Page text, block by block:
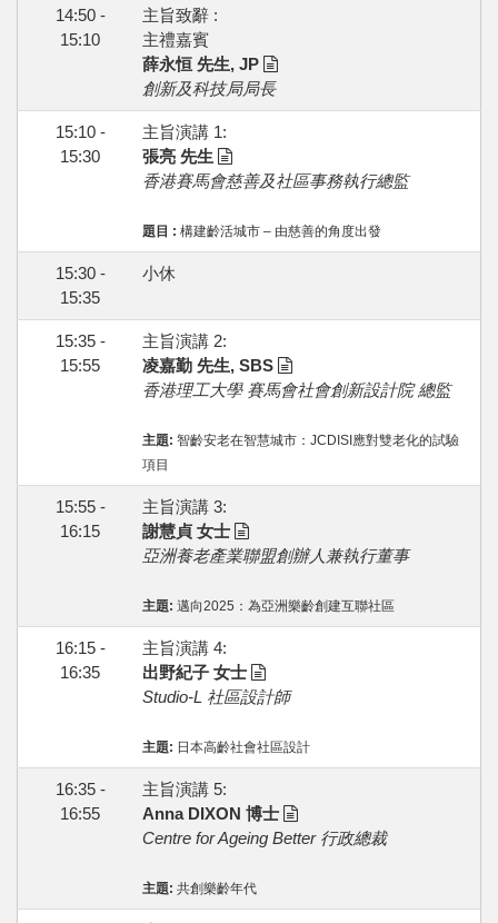
14:50 -
15:10
主旨致辭 :
主禮嘉賓
薛永恒 先生, JP
創新及科技局局長
15:10 -
15:30
主旨演講 1:
張亮 先生
香港賽馬會慈善及社區事務執行總監
題目 : 構建齡活城市 – 由慈善的角度出發
15:30 -
15:35
小休
15:35 -
15:55
主旨演講 2:
凌嘉勤 先生, SBS
香港理工大學 賽馬會社會創新設計院 總監
主題: 智齡安老在智慧城市：JCDISI應對雙老化的試驗
項目
15:55 -
16:15
主旨演講 3:
謝慧貞 女士
亞洲養老產業聯盟創辦人兼執行董事
主題: 邁向2025：為亞洲樂齡創建互聯社區
16:15 -
16:35
主旨演講 4:
出野紀子 女士
Studio-L 社區設計師
主題: 日本高齡社會社區設計
16:35 -
16:55
主旨演講 5:
Anna DIXON 博士
Centre for Ageing Better 行政總裁
主題: 共創樂齡年代